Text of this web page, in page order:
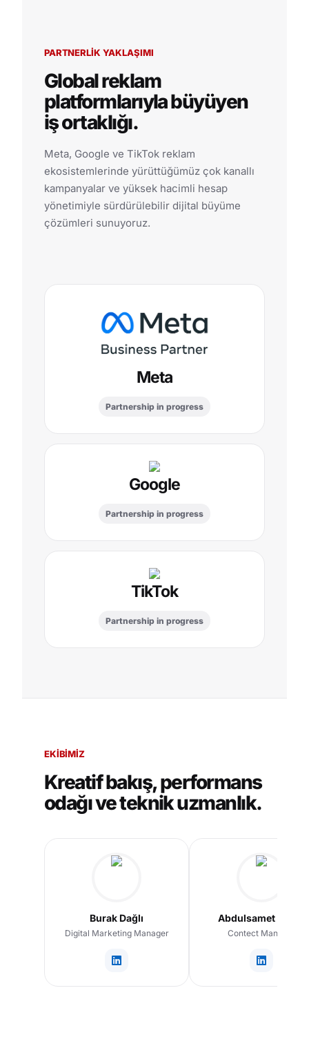
PARTNERLIK YAKLAŞIMI
Global reklam
platformlarıyla büyüyen
iş ortaklığı.
Meta, Google ve TikTok reklam
ekosistemlerinde yürüttüğümüz çok kanallı
kampanyalar ve yüksek hacimli hesap
yönetimiyle sürdürülebilir dijital büyüme
çözümleri sunuyoruz.
Meta
Partnership in progress
Google
Partnership in progress
TikTok
Partnership in progress
EKIBIMIZ
Kreatif bakış, performans
odağı ve teknik uzmanlık.
Burak Dağlı
Digital Marketing Manager
Abdulsamet Gedik
Contect Manager